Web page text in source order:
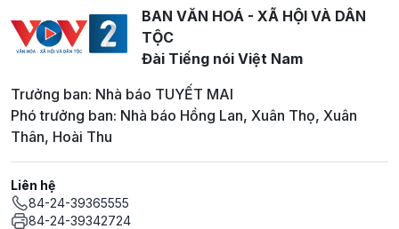
BAN VĂN HOÁ - XÃ HỘI VÀ DÂN
TỘC
Đài Tiếng nói Việt Nam
Trưởng ban: Nhà báo TUYẾT MAI
Phó trưởng ban: Nhà báo Hồng Lan, Xuân Thọ, Xuân
Thân, Hoài Thu
Liên hệ
84-24-39365555
84-24-39342724